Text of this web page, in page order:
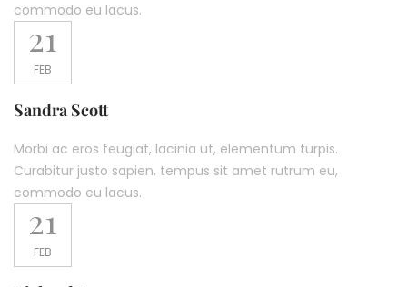
commodo eu lacus.
21
FEB
Sandra Scott
Morbi ac eros feugiat, lacinia ut, elementum turpis.
Curabitur justo sapien, tempus sit amet rutrum eu,
commodo eu lacus.
21
FEB